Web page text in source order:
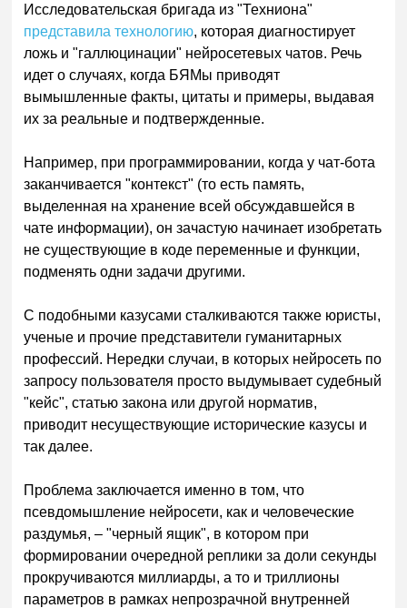
Исследовательская бригада из "Техниона"
представила технологию, которая диагностирует
ложь и "галлюцинации" нейросетевых чатов. Речь
идет о случаях, когда БЯМы приводят
вымышленные факты, цитаты и примеры, выдавая
их за реальные и подтвержденные.
Например, при программировании, когда у чат-бота
заканчивается "контекст" (то есть память,
выделенная на хранение всей обсуждавшейся в
чате информации), он зачастую начинает изобретать
не существующие в коде переменные и функции,
подменять одни задачи другими.
С подобными казусами сталкиваются также юристы,
ученые и прочие представители гуманитарных
профессий. Нередки случаи, в которых нейросеть по
запросу пользователя просто выдумывает судебный
"кейс", статью закона или другой норматив,
приводит несуществующие исторические казусы и
так далее.
Проблема заключается именно в том, что
псевдомышление нейросети, как и человеческие
раздумья, – "черный ящик", в котором при
формировании очередной реплики за доли секунды
прокручиваются миллиарды, а то и триллионы
параметров в рамках непрозрачной внутренней